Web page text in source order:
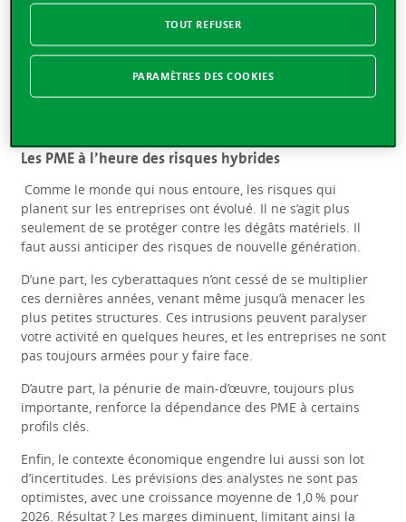
ralentissement économique, crises géopolitiques,
transformation digitale, pénurie de main-d’œuvre et
cybercriminalité, le contexte ne cesse de se durcir. Dans ce
climat, il suffit d’un imprévu pour fragiliser votre équilibre
financier.
Les PME à l’heure des risques hybrides
Comme le monde qui nous entoure, les risques qui
planent sur les entreprises ont évolué. Il ne s’agit plus
seulement de se protéger contre les dégâts matériels. Il
faut aussi anticiper des risques de nouvelle génération.
D’une part, les cyberattaques n’ont cessé de se multiplier
ces dernières années, venant même jusqu’à menacer les
plus petites structures. Ces intrusions peuvent paralyser
votre activité en quelques heures, et les entreprises ne sont
pas toujours armées pour y faire face.
D’autre part, la pénurie de main-d’œuvre, toujours plus
importante, renforce la dépendance des PME à certains
profils clés.
Enfin, le contexte économique engendre lui aussi son lot
d’incertitudes. Les prévisions des analystes ne sont pas
optimistes, avec une croissance moyenne de 1,0 % pour
2026. Résultat ? Les marges diminuent, limitant ainsi la
TOUT REFUSER
PARAMÈTRES DES COOKIES